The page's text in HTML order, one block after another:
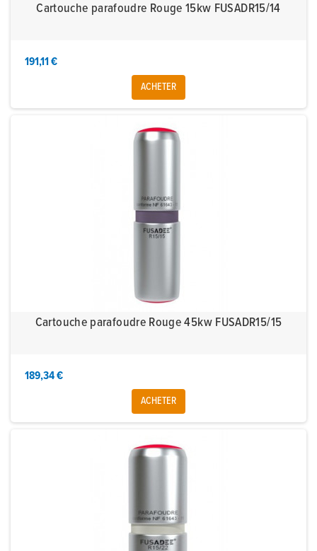
Cartouche parafoudre Rouge 15kw FUSADR15/14
191,11 €
ACHETER
Cartouche parafoudre Rouge 45kw FUSADR15/15
189,34 €
ACHETER